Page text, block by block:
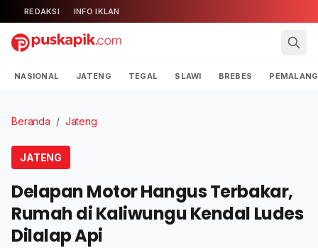
REDAKSI INFO IKLAN
NASIONAL JATENG TEGAL SLAWI BREBES PEMALANG
Beranda / Jateng
JATENG
Delapan Motor Hangus Terbakar,
Rumah di Kaliwungu Kendal Ludes
Dilalap Api